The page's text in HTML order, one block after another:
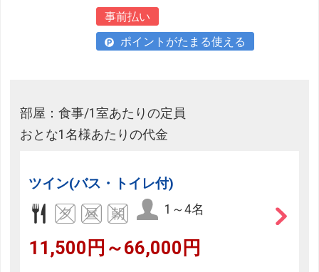
事前払い
ポイントがたまる使える
部屋：食事/1室あたりの定員
おとな1名様あたりの代金
ツイン(バス・トイレ付)
1～4名
11,500円～66,000円